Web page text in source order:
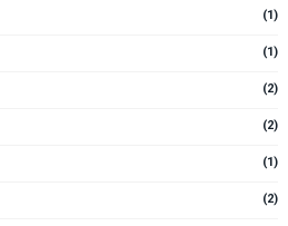
(1)
(1)
(2)
(2)
(1)
(2)